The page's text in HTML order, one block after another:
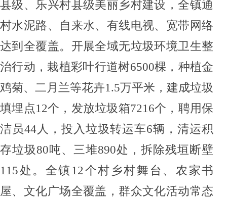
县级、乐兴村县级美丽乡村建设，全镇通
村水泥路、自来水、 有线电视、 宽带网络
达到全覆盖。开展全域无垃圾环境卫生整
治行动 ， 栽植彩叶行道树6500棵，种植金
鸡菊、二月兰等花卉1 .5万平米 ， 建成垃圾
填埋点12个， 发放垃圾箱7216个，聘用保
洁员44人，投入垃圾转运车6辆，清运积
存垃圾80吨、三堆890处，拆除残垣断壁
115处 。 全镇 12个村乡村舞台、农家书
屋、文化广场全覆盖，群众文化活动常态